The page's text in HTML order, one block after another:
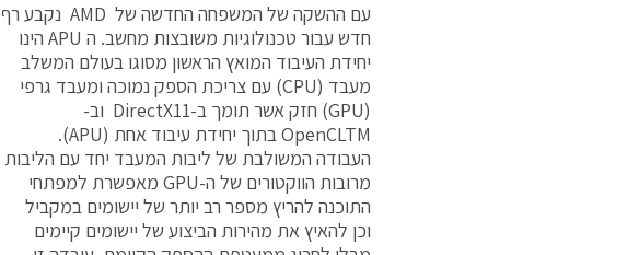
עם ההשקה של המשפחה החדשה של AMD נקבע רף
חדש עבור טכנולוגיות משובצות מחשב. ה APU הינו
יחידת העיבוד המואץ הראשון מסוגו בעולם המשלב
מעבד (CPU) עם צריכת הספק נמוכה ומעבד גרפי
(GPU) חזק אשר תומך ב-DirectX11 וב-
OpenCLTM בתוך יחידת עיבוד אחת (APU).
העבודה המשולבת של ליבות המעבד יחד עם הליבות
מרובות הווקטורים של ה-GPU מאפשרת למפתחי
התוכנה להריץ מספר רב יותר של יישומים במקביל
וכן להאיץ את מהירות הביצוע של יישומים קיימים